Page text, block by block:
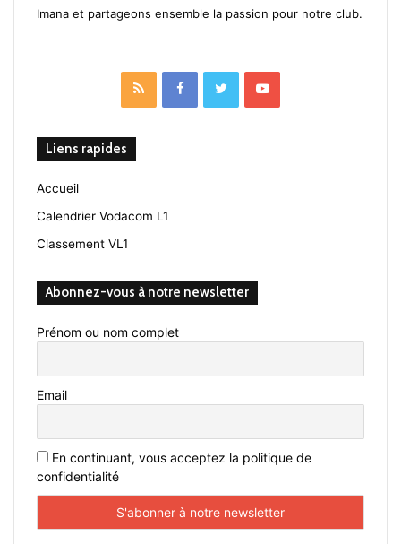
Imana et partageons ensemble la passion pour notre club.
RSS FacebookTwitterYouTube
Liens rapides
Accueil
Calendrier Vodacom L1
Classement VL1
Abonnez-vous à notre newsletter
Prénom ou nom complet
Email
En continuant, vous acceptez la politique de
confidentialité